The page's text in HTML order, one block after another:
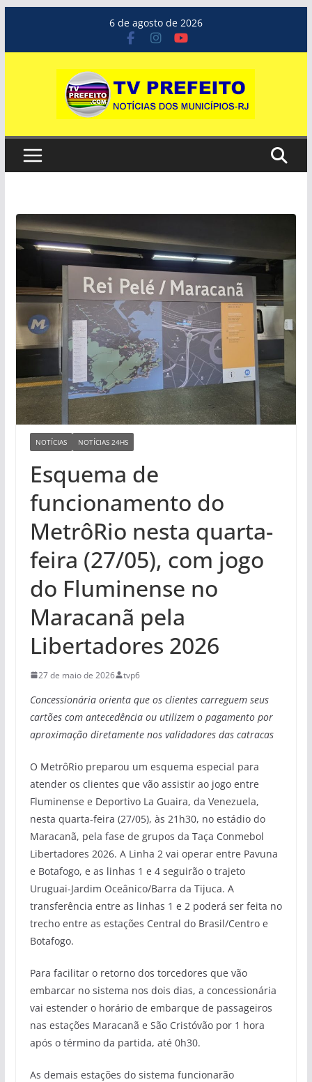
o
6 de agosto de 2026
NOTÍCIAS NOTÍCIAS 24HS
Esquema de
funcionamento do
MetrôRio nesta quarta-
feira (27/05), com jogo
do Fluminense no
Maracanã pela
Libertadores 2026
27 de maio de 2026 tvp6
Concessionária orienta que os clientes carreguem seus
cartões com antecedência ou utilizem o pagamento por
aproximação diretamente nos validadores das catracas
O MetrôRio preparou um esquema especial para
atender os clientes que vão assistir ao jogo entre
Fluminense e Deportivo La Guaira, da Venezuela,
nesta quarta-feira (27/05), às 21h30, no estádio do
Maracanã, pela fase de grupos da Taça Conmebol
Libertadores 2026. A Linha 2 vai operar entre Pavuna
e Botafogo, e as linhas 1 e 4 seguirão o trajeto
Uruguai-Jardim Oceânico/Barra da Tijuca. A
transferência entre as linhas 1 e 2 poderá ser feita no
trecho entre as estações Central do Brasil/Centro e
Botafogo.
Para facilitar o retorno dos torcedores que vão
embarcar no sistema nos dois dias, a concessionária
vai estender o horário de embarque de passageiros
nas estações Maracanã e São Cristóvão por 1 hora
após o término da partida, até 0h30.
As demais estações do sistema funcionarão